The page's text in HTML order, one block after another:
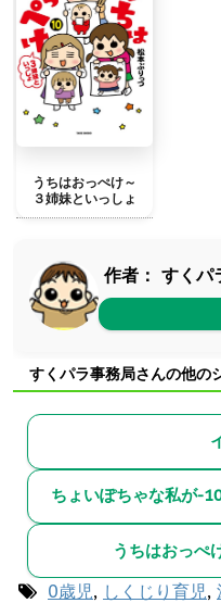
うちはおっぺけ～
３姉妹といっしょ
作者： すくパ
すくパラ事務局さんの他の
ちょいぽちゃな私が-
うちはおっぺ
0歳児, しくじり育児,